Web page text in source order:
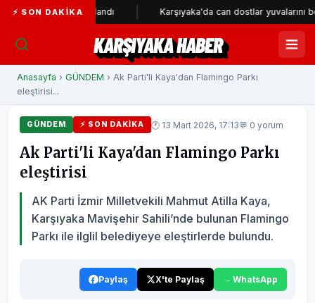
⚡ SON DAKIKA
tamamlandı Karşıyaka'da can dostlar yuvalarını bekliyor
KARŞIYAKA HABER
Anasayfa › GÜNDEM › Ak Parti'li Kaya'dan Flamingo Parkı
eleştirisi...
GÜNDEM ⚡ SON DAKIKA 🕐 13 Mart 2026, 17:13💬 0 yorum
Ak Parti'li Kaya'dan Flamingo Parkı
eleştirisi
AK Parti İzmir Milletvekili Mahmut Atilla Kaya,
Karşıyaka Mavişehir Sahili’nde bulunan Flamingo
Parkı ile ilglil belediyeye eleştirlerde bulundu.
Paylaş X'te Paylaş WhatsApp